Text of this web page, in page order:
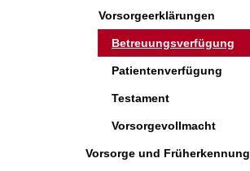
Vorsorgeerklärungen
Betreuungsverfügung
Patientenverfügung
Testament
Vorsorgevollmacht
Vorsorge und Früherkennung